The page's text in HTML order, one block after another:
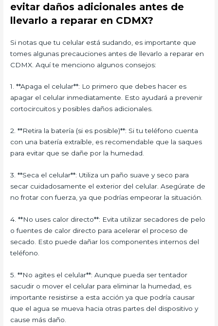
evitar daños adicionales antes de
llevarlo a reparar en CDMX?
Si notas que tu celular está sudando, es importante que
tomes algunas precauciones antes de llevarlo a reparar en
CDMX. Aquí te menciono algunos consejos:
1. **Apaga el celular**: Lo primero que debes hacer es
apagar el celular inmediatamente. Esto ayudará a prevenir
cortocircuitos y posibles daños adicionales.
2. **Retira la batería (si es posible)**: Si tu teléfono cuenta
con una batería extraíble, es recomendable que la saques
para evitar que se dañe por la humedad.
3. **Seca el celular**: Utiliza un paño suave y seco para
secar cuidadosamente el exterior del celular. Asegúrate de
no frotar con fuerza, ya que podrías empeorar la situación.
4. **No uses calor directo**: Evita utilizar secadores de pelo
o fuentes de calor directo para acelerar el proceso de
secado. Esto puede dañar los componentes internos del
teléfono.
5. **No agites el celular**: Aunque pueda ser tentador
sacudir o mover el celular para eliminar la humedad, es
importante resistirse a esta acción ya que podría causar
que el agua se mueva hacia otras partes del dispositivo y
cause más daño.